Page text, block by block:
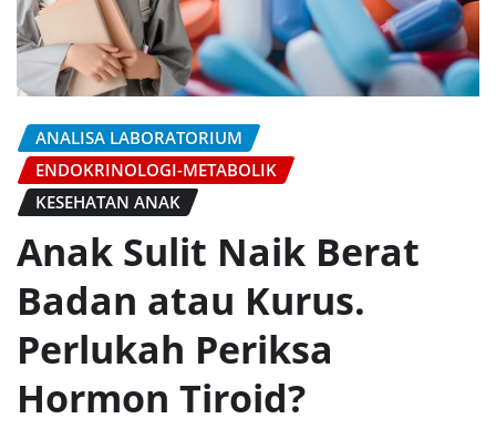
ANALISA LABORATORIUM
ENDOKRINOLOGI-METABOLIK
KESEHATAN ANAK
Anak Sulit Naik Berat
Badan atau Kurus.
Perlukah Periksa
Hormon Tiroid?